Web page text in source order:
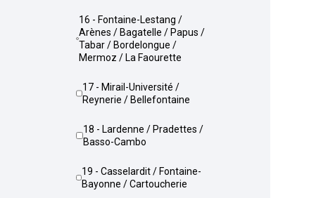
16 - Fontaine-Lestang /
Arènes / Bagatelle / Papus /
Tabar / Bordelongue /
Mermoz / La Faourette
17 - Mirail-Université /
Reynerie / Bellefontaine
18 - Lardenne / Pradettes /
Basso-Cambo
19 - Casselardit / Fontaine-
Bayonne / Cartoucherie